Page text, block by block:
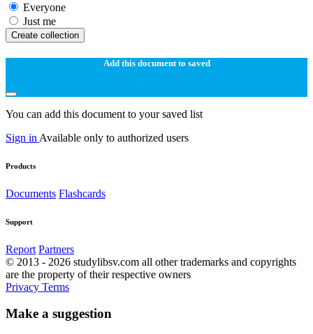
Everyone
Just me
Create collection
Add this document to saved
You can add this document to your saved list
Sign in Available only to authorized users
Products
Documents Flashcards
Support
Report Partners
© 2013 - 2026 studylibsv.com all other trademarks and copyrights
are the property of their respective owners
Privacy Terms
Make a suggestion